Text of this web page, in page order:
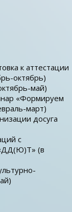
к аттестации
октябрь)
май)
«Формируем
март)
досуга
с
(в